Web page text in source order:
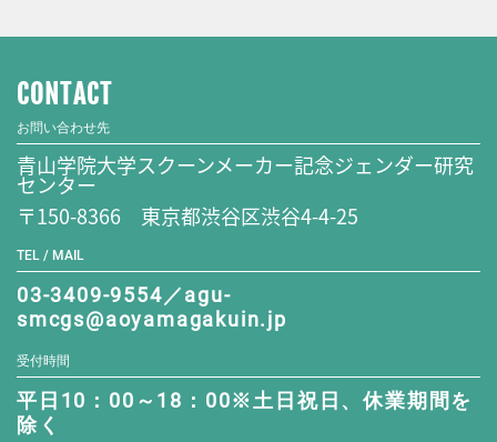
CONTACT
お問い合わせ先
青山学院大学スクーンメーカー記念ジェンダー研究
センター
〒150-8366 東京都渋谷区渋谷4-4-25
TEL / MAIL
03-3409-9554／agu-
smcgs@aoyamagakuin.jp
受付時間
平日10：00～18：00※土日祝日、休業期間を
除く